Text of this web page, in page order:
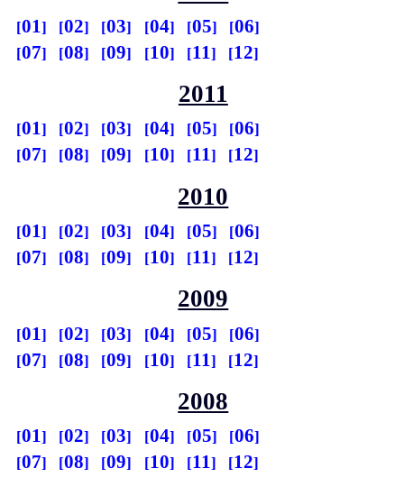
01 02 03 04 05
06
07
08 09 10 11 12
2011
01 02 03 04 05
06
07
08 09 10 11 12
2010
01 02 03 04 05
06
07
08 09 10 11 12
2009
01 02 03 04 05
06
07
08 09 10 11 12
2008
01 02 03 04 05
06
07
08 09 10 11 12